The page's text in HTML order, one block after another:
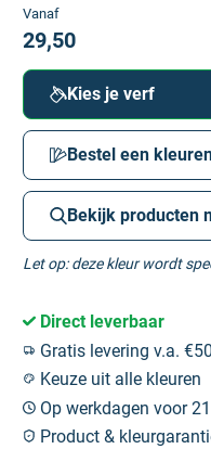
Vanaf
29,50
Kies je verf
Bestel een
Bekijk producten
Let op: deze kleur wordt
Direct leverbaar
Gratis levering v.a.
Keuze uit alle kleuren
Op werkdagen voor
Product &